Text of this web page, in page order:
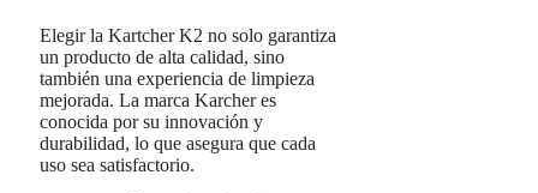
Elegir la Kartcher K2 no solo garantiza
un producto de alta calidad, sino
también una experiencia de limpieza
mejorada. La marca Karcher es
conocida por su innovación y
durabilidad, lo que asegura que cada
uso sea satisfactorio.